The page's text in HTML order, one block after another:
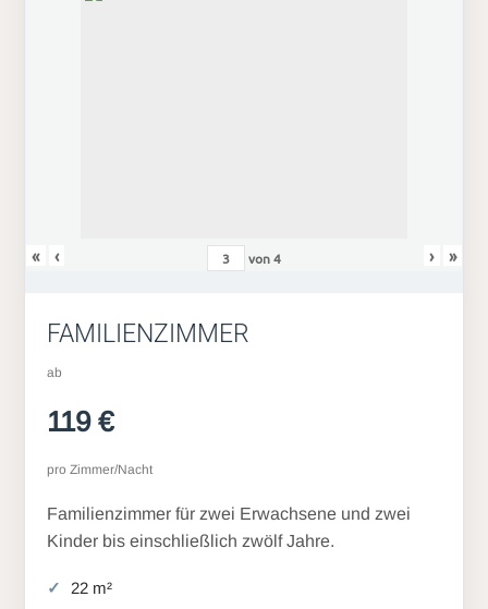
« ‹ von4 › »
FAMILIENZIMMER
ab
119 €
pro Zimmer/Nacht
Familienzimmer für zwei Erwachsene und zwei
Kinder bis einschließlich zwölf Jahre.
22 m²